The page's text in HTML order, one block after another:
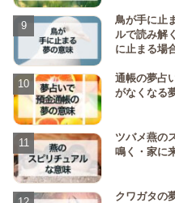
鳥が手に止
ルで読み解
に止まる場
通帳の夢占
がなくなる
ツバメ燕の
鳴く・家に
クワガタの